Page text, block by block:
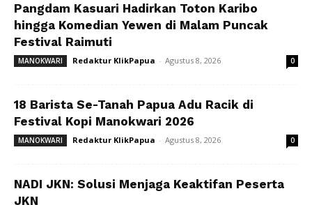
Pangdam Kasuari Hadirkan Toton Karibo
hingga Komedian Yewen di Malam Puncak
Festival Raimuti
MANOKWARI Redaktur KlikPapua - Agustus 8, 2026 0
18 Barista Se-Tanah Papua Adu Racik di
Festival Kopi Manokwari 2026
MANOKWARI Redaktur KlikPapua - Agustus 8, 2026 0
NADI JKN: Solusi Menjaga Keaktifan Peserta
JKN